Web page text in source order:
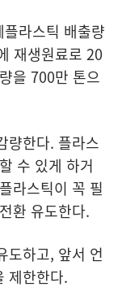
라스틱 배출량
재생원료로 20
을 700만 톤으
량한다. 플라스
수 있게 하거
라스틱이 꼭 필
환 유도한다.
도하고, 앞서 언
제한한다.